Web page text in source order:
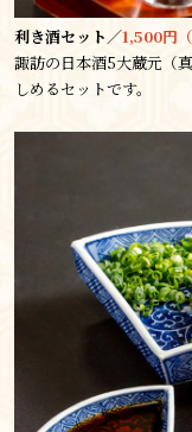
利き酒セット／1,500円（
諏訪の日本酒5大蔵元（
しめるセットです。